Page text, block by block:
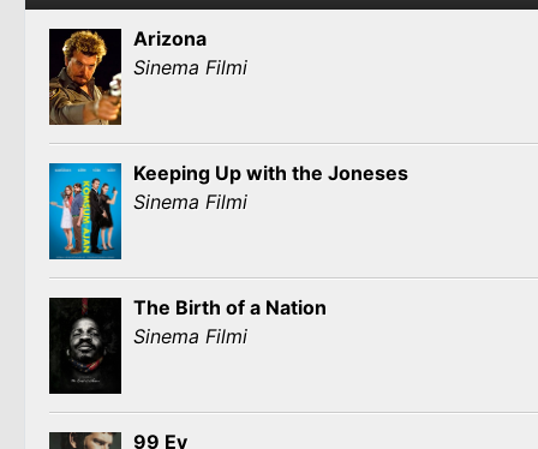
Arizona
Sinema Filmi
Keeping Up with the Joneses
Sinema Filmi
The Birth of a Nation
Sinema Filmi
99 Ev